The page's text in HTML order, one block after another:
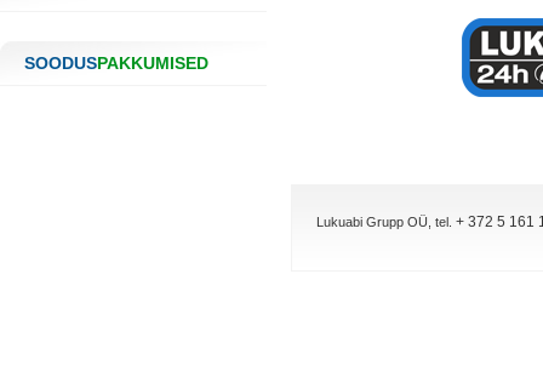
SOODUSPAKKUMISED
Lukuabi Grupp OÜ, tel. + 372 5 161